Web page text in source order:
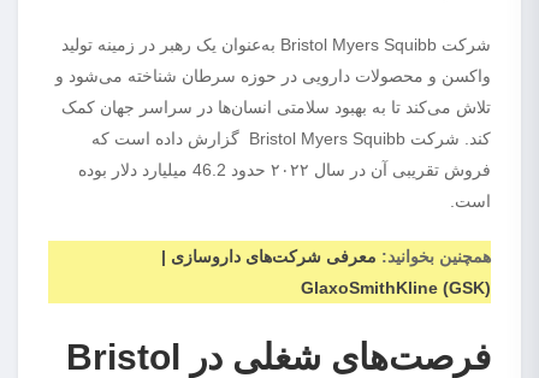
شرکت Bristol Myers Squibb به‌عنوان یک رهبر در زمینه تولید
واکسن و محصولات دارویی در حوزه سرطان شناخته می‌شود و
تلاش می‌کند تا به بهبود سلامتی انسان‌ها در سراسر جهان کمک
کند. شرکت Bristol Myers Squibb گزارش داده است که
فروش تقریبی آن در سال ۲۰۲۲ حدود 46.2 میلیارد دلار بوده
است.
همچنین بخوانید: معرفی شرکت‌های داروسازی |
GlaxoSmithKline (GSK)
فرصت‌های شغلی در Bristol